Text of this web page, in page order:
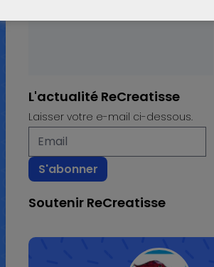
L'actualité ReCreatisse
Laisser votre e-mail ci-dessous.
Soutenir ReCreatisse